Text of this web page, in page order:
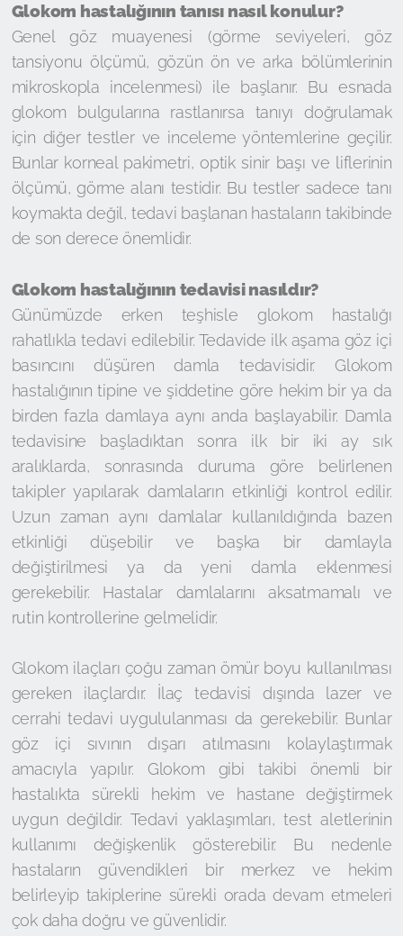
Glokom hastalığının tanısı nasıl konulur?
Genel göz muayenesi (görme seviyeleri, göz
tansiyonu ölçümü, gözün ön ve arka bölümlerinin
mikroskopla incelenmesi) ile başlanır. Bu esnada
glokom bulgularına rastlanırsa tanıyı doğrulamak
için diğer testler ve inceleme yöntemlerine geçilir.
Bunlar korneal pakimetri, optik sinir başı ve liflerinin
ölçümü, görme alanı testidir. Bu testler sadece tanı
koymakta değil, tedavi başlanan hastaların takibinde
de son derece önemlidir.
Glokom hastalığının tedavisi nasıldır?
Günümüzde erken teşhisle glokom hastalığı
rahatlıkla tedavi edilebilir. Tedavide ilk aşama göz içi
basıncını düşüren damla tedavisidir. Glokom
hastalığının tipine ve şiddetine göre hekim bir ya da
birden fazla damlaya aynı anda başlayabilir. Damla
tedavisine başladıktan sonra ilk bir iki ay sık
aralıklarda, sonrasında duruma göre belirlenen
takipler yapılarak damlaların etkinliği kontrol edilir.
Uzun zaman aynı damlalar kullanıldığında bazen
etkinliği düşebilir ve başka bir damlayla
değiştirilmesi ya da yeni damla eklenmesi
gerekebilir. Hastalar damlalarını aksatmamalı ve
rutin kontrollerine gelmelidir.
Glokom ilaçları çoğu zaman ömür boyu kullanılması
gereken ilaçlardır. İlaç tedavisi dışında lazer ve
cerrahi tedavi uygululanması da gerekebilir. Bunlar
göz içi sıvının dışarı atılmasını kolaylaştırmak
amacıyla yapılır. Glokom gibi takibi önemli bir
hastalıkta sürekli hekim ve hastane değiştirmek
uygun değildir. Tedavi yaklaşımları, test aletlerinin
kullanımı değişkenlik gösterebilir. Bu nedenle
hastaların güvendikleri bir merkez ve hekim
belirleyip takiplerine sürekli orada devam etmeleri
çok daha doğru ve güvenlidir.